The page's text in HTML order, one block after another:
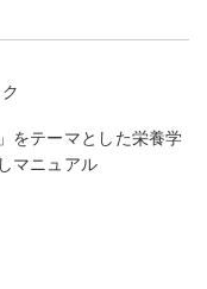
をテーマとした栄養学
マニュアル